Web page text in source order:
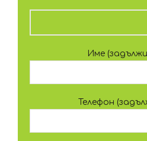
Име
Телефон